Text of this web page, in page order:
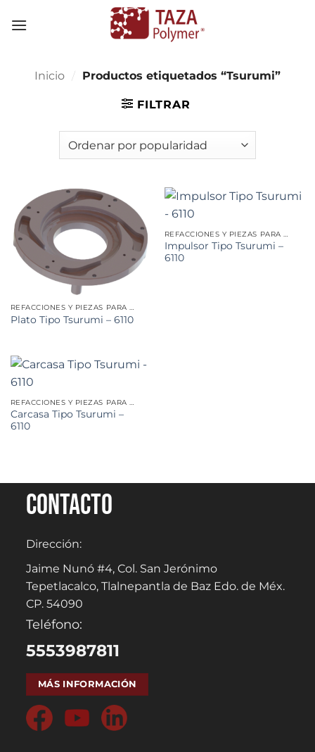
Inicio / Productos etiquetados “Tsurumi”
FILTRAR
REFACCIONES Y PIEZAS PARA MINERÍA
Plato Tipo Tsurumi – 6110
REFACCIONES Y PIEZAS PARA MINERÍA
Impulsor Tipo Tsurumi –
6110
REFACCIONES Y PIEZAS PARA MINERÍA
Carcasa Tipo Tsurumi –
6110
Contacto
Dirección:
Jaime Nunó #4, Col. San Jerónimo
Tepetlacalco, Tlalnepantla de Baz Edo. de Méx.
CP. 54090
Teléfono:
5553987811
MÁS INFORMACIÓN